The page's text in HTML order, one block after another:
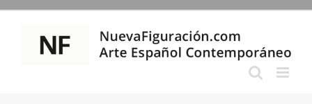
Saltar
contenido